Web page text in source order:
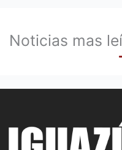
Noticias mas